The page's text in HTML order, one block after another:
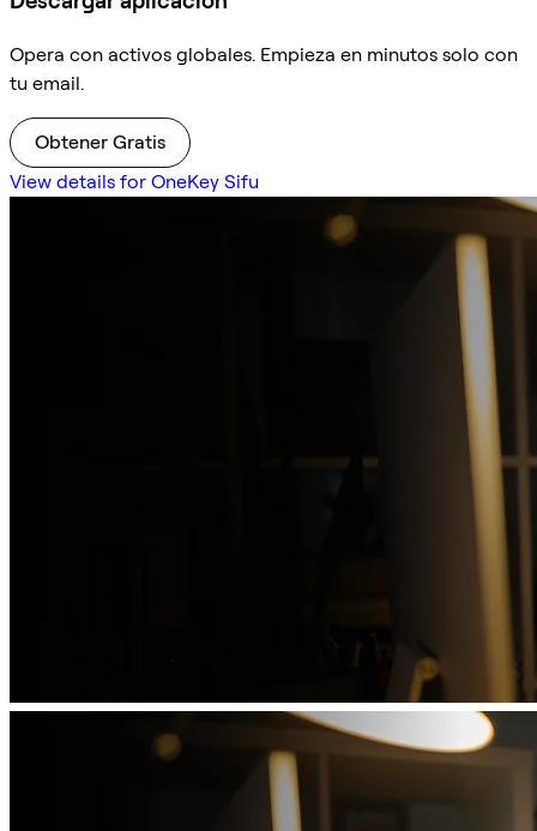
Opera con activos globales. Empieza en minutos solo con
tu email.
Obtener Gratis
View details for OneKey Sifu